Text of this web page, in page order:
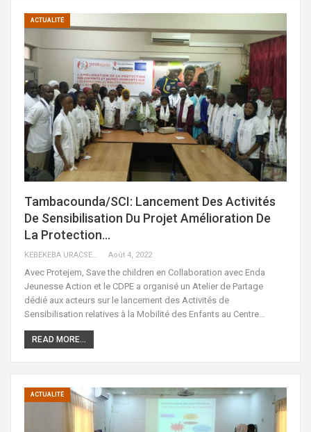
ACTUALITÉ
Tambacounda/SCI: Lancement Des Activités
De Sensibilisation Du Projet Amélioration De
La Protection…
Août 4, 2022
Avec Protejem, Save the children en Collaboration avec Enda
Jeunesse Action et le CDPE a organisé un Atelier de Partage
dédié aux acteurs sur le lancement des Activités de
Sensibilisation relatives à la Mobilité des Enfants au Centre…
READ MORE...
ACTUALITÉ